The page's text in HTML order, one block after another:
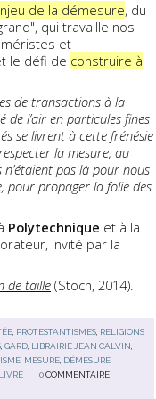
de la démesure, du
qui travaille nos
et
le défi de construire à
de transactions à la
de l’air en particules fines
se livrent à cette frénésie
la mesure, au
n’étaient pas là pour nous
pour propager la folie des
Polytechnique et à la
invité par la
de taille (Stoch, 2014).
, PROTESTANTISMES, RELIGIONS
,GARD LIBRAIRIE JEAN CALVIN
MESURE DÉMESURE
LIVRE 0 COMMENTAIRE